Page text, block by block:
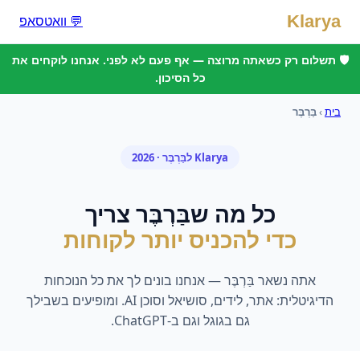
Klarya 💬 וואטסאפ
🛡️ תשלום רק כשאתה מרוצה — אף פעם לא לפני. אנחנו לוקחים את
כל הסיכון.
בית›בַּרְבֶּר
Klarya ל בַּרְבֶּר · 2026
כל מה שבַּרְבֶּר צריך
כדי להכניס יותר לקוחות
אתה נשאר בַּרְבֶּר— אנחנו בונים לך את כל הנוכחות
הדיגיטלית: אתר, לידים, סושיאל וסוכן AI. ומופיעים בשבילך
גם בגוגל וגם ב-ChatGPT.